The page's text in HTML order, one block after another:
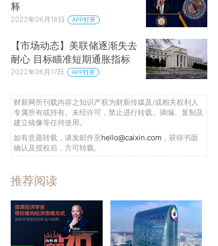
释
2022年06月18日 APP打开
【市场动态】美联储逐渐失去
耐心 目标瞄准短期通胀指标
2022年06月17日 APP打开
财新网所刊载内容之知识产权为财新传媒及/或相关权利人
专属所有或持有。未经许可，禁止进行转载、摘编、复制及
建立镜像等任何使用。
如有意愿转载，请发邮件至hello@caixin.com ，获得书面
确认及授权后，方可转载。
推荐阅读